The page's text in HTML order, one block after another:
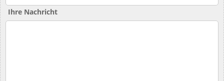
Ihre Nachricht